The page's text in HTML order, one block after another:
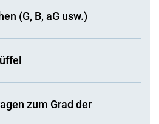
(G, B, aG usw.)
zum Grad der